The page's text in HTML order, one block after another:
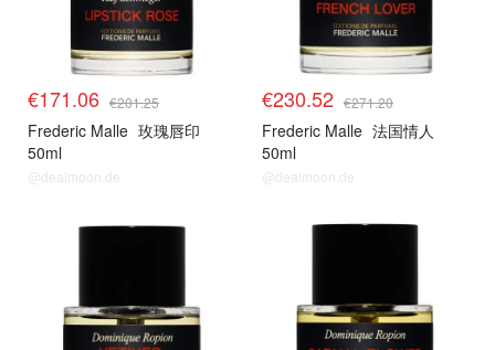
€171.06 €201.25
Frederic Malle 玫瑰唇印
50ml
@dealmoon.de
€230.52 €271.20
Frederic Malle 法国情人
50ml
@dealmoon.de